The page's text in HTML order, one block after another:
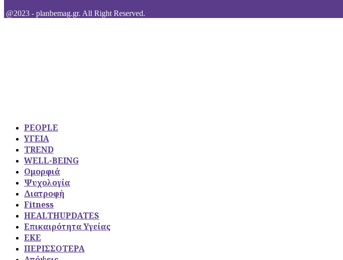
@2023 - planbemag.gr. All Right Reserved.
PEOPLE
ΥΓΕΙΑ
TREND
WELL-BEING
Ομορφιά
Ψυχολογία
Διατροφή
Fitness
HEALTHUPDATES
Επικαιρότητα Υγείας
ΕΚΕ
ΠΕΡΙΣΣΟΤΕΡΑ